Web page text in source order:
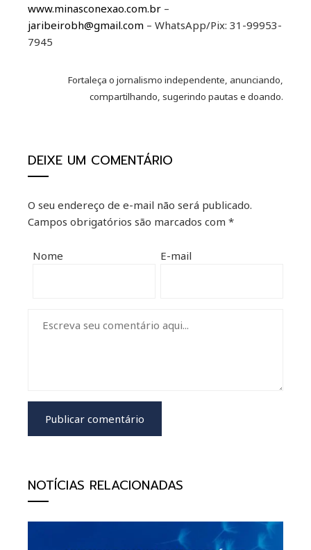
www.minasconexao.com.br –
jaribeirobh@gmail.com – WhatsApp/Pix: 31-99953-
7945
Fortaleça o jornalismo independente, anunciando,
compartilhando, sugerindo pautas e doando.
DEIXE UM COMENTÁRIO
O seu endereço de e-mail não será publicado.
Campos obrigatórios são marcados com *
Nome E-mail
NOTÍCIAS RELACIONADAS